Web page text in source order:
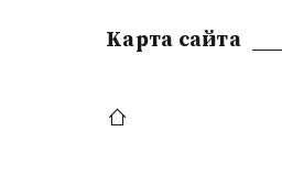
Kарта сайта